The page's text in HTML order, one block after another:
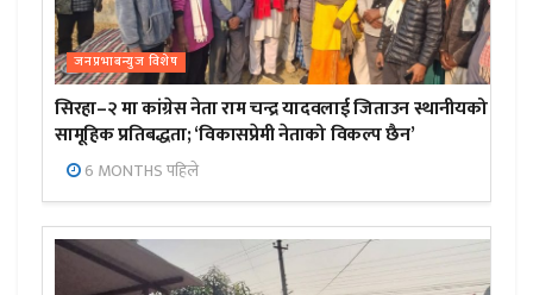
जनप्रभाबन्युज विशेष
सिरहा–२ मा कांग्रेस नेता राम चन्द्र यादवलाई जिताउन स्थानीयको
सामूहिक प्रतिबद्धता; ‘विकासप्रेमी नेताको विकल्प छैन’
6 MONTHS पहिले